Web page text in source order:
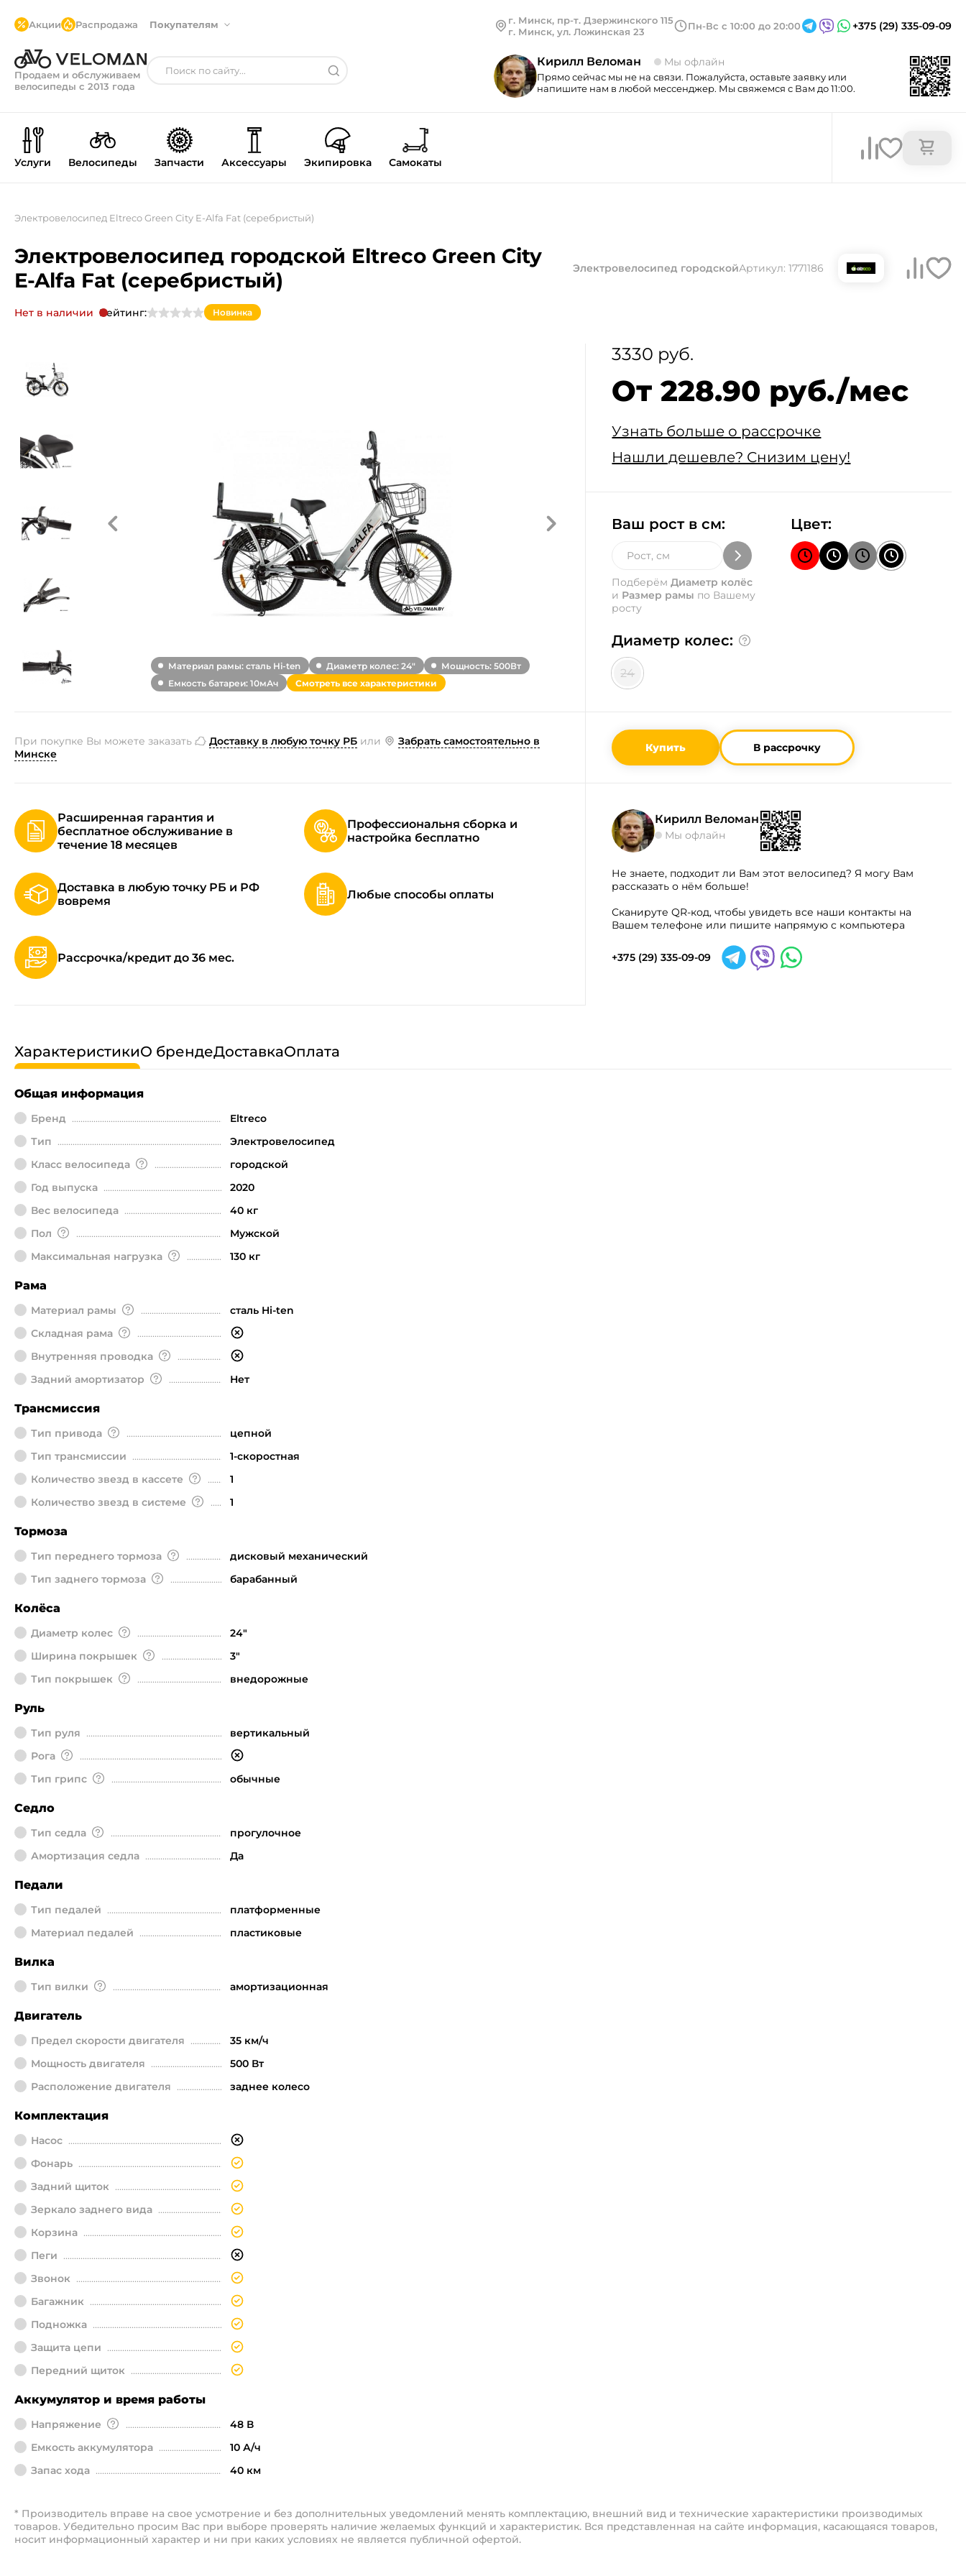
Акции Распродажа Покупателям
Продаем и обслуживаем
велосипеды с 2013 года
г. Минск, пр-т. Дзержинского 115
г. Минск, ул. Ложинская 23
Пн-Вс с 10:00 до 20:00 +375 (29) 335-09-09
Кирилл Веломан Мы офлайн
Прямо сейчас мы не на связи. Пожалуйста, оставьте заявку или
напишите нам в любой мессенджер. Мы свяжемся с Вам до 11:00.
Услуги Велосипеды Запчасти Аксессуары Экипировка Самокаты
Электровелосипед Eltreco Green City E-Alfa Fat (серебристый)
Электровелосипед городской Eltreco Green City
E-Alfa Fat (серебристый)
Электровелосипед городскойАртикул: 1771186
Нет в наличии Рейтинг: Новинка
Материал рамы: сталь Hi-ten Диаметр колес: 24"
Мощность: 500Вт
Емкость батареи: 10мАч
Смотреть все характеристики
3330 руб.
От 228.90 руб./мес
Узнать больше о рассрочке
Нашли дешевле? Снизим цену!
Ваш рост в см:
ПодберёмДиаметр колёс
и Размер рамы по Вашему
росту
Цвет:
Диаметр колес:
24
При покупке Вы можете заказать Доставку в любую точку РБ или
Забрать самостоятельно в
Минске
Купить В рассрочку
Расширенная гарантия и
бесплатное обслуживание в
течение 18 месяцев
Профессиональня сборка и
настройка бесплатно
Доставка в любую точку РБ и РФ
вовремя
Любые способы оплаты
Рассрочка/кредит до 36 мес.
Кирилл Веломан
Мы офлайн
Не знаете, подходит ли Вам этот велосипед? Я могу Вам
рассказать о нём больше!
Сканируте QR-код, чтобы увидеть все наши контакты на
Вашем телефоне или пишите напрямую с компьютера
+375 (29) 335-09-09
ХарактеристикиО брендеДоставкаОплата
Общая информация
Бренд
Eltreco
Тип
Электровелосипед
Класс велосипеда
городской
Год выпуска
2020
Вес велосипеда
40 кг
Пол
Мужской
Максимальная нагрузка
130 кг
Рама
Материал рамы
сталь Hi-ten
Складная рама
Внутренняя проводка
Задний амортизатор
Нет
Трансмиссия
Тип привода
цепной
Тип трансмиссии
1-скоростная
Количество звезд в кассете
1
Количество звезд в системе
1
Тормоза
Тип переднего тормоза
дисковый механический
Тип заднего тормоза
барабанный
Колёса
Диаметр колeс
24"
Ширина покрышек
3"
Тип покрышек
внедорожные
Руль
Тип руля
вертикальный
Рога
Тип грипс
обычные
Седло
Тип седла
прогулочное
Амортизация седла
Да
Педали
Тип педалей
платформенные
Материал педалей
пластиковые
Вилка
Тип вилки амортизационная
Двигатель
Предел скорости двигателя
35 км/ч
Мощность двигателя
500 Вт
Расположение двигателя
заднее колесо
Комплектация
Насос
Фонарь
Задний щиток
Зеркало заднего вида
Корзина
Пеги
Звонок
Багажник
Подножка
Защита цепи
Передний щиток
Аккумулятор и время работы
Напряжение
48 В
Емкость аккумулятора
10 А/ч
Запас хода
40 км
* Производитель вправе на свое усмотрение и без дополнительных уведомлений менять комплектацию, внешний вид и технические характеристики производимых
товаров. Убедительно просим Вас при выборе проверять наличие желаемых функций и характеристик. Вся представленная на сайте информация, касающаяся товаров,
носит информационный характер и ни при каких условиях не является публичной офертой.